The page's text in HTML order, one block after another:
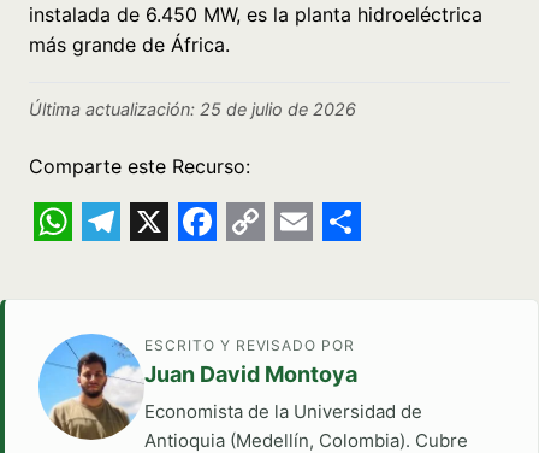
instalada de 6.450 MW, es la planta hidroeléctrica
más grande de África.
Última actualización: 25 de julio de 2026
Comparte este Recurso:
ESCRITO Y REVISADO POR
Juan David Montoya
Economista de la Universidad de
Antioquia (Medellín, Colombia). Cubre